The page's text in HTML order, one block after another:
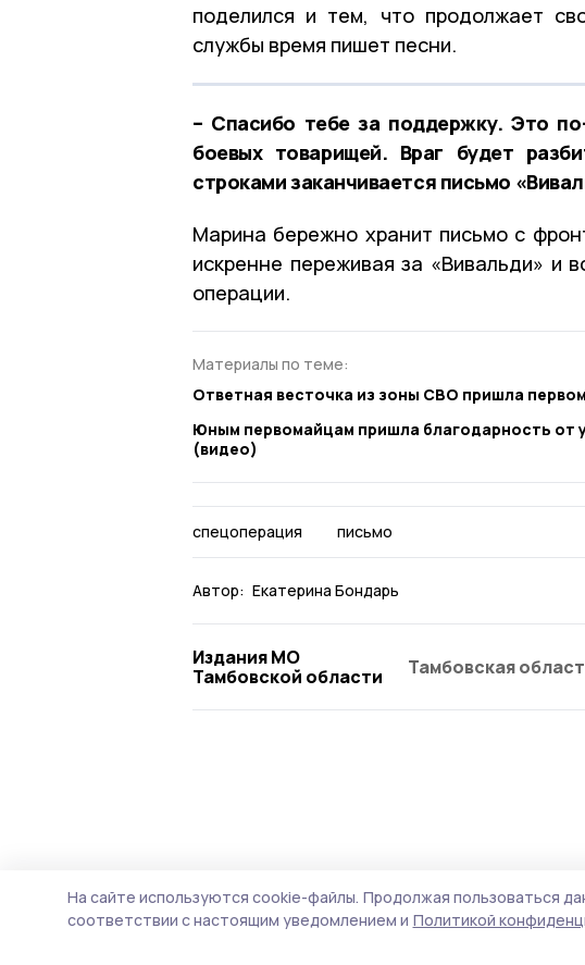
поделился и тем, что продолжает
службы время пишет песни.
– Спасибо тебе за поддержку. Это
боевых товарищей. Враг будет
строками заканчивается письмо
Марина бережно хранит письмо с
искренне переживая за «Вивальди» и
операции.
Материалы по теме:
Ответная весточка из зоны СВО пришла
Юным первомайцам пришла благодарность от
(видео)
спецоперация письмо
Автор: Екатерина Бондарь
Издания МО
Тамбовской области
Тамбовская
На сайте используются cookie-файлы. Продолжая пользоваться
соответствии с настоящим уведомлением и Политикой